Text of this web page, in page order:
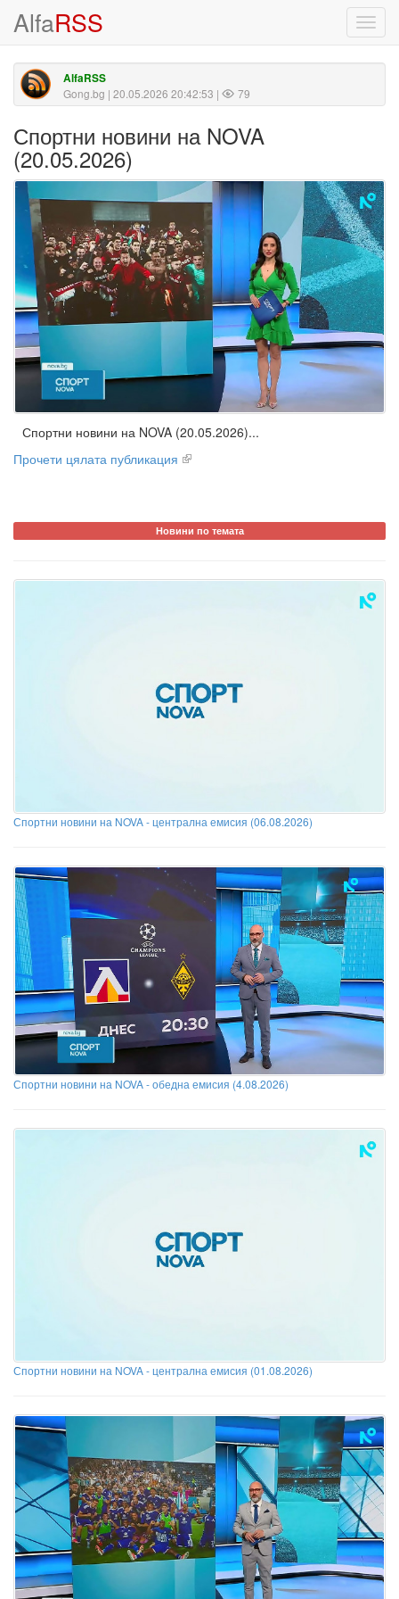
AlfaRSS
AlfaRSS
Gong.bg | 20.05.2026 20:42:53 | 79
Спортни новини на NOVA
(20.05.2026)
Спортни новини на NOVA (20.05.2026)...
Прочети цялата публикация
Новини по темата
Спортни новини на NOVA - централна емисия (06.08.2026)
Спортни новини на NOVA - обедна емисия (4.08.2026)
Спортни новини на NOVA - централна емисия (01.08.2026)